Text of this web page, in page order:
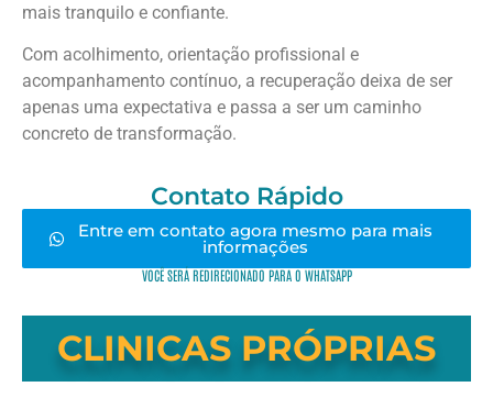
mais tranquilo e confiante.
Com acolhimento, orientação profissional e
acompanhamento contínuo, a recuperação deixa de ser
apenas uma expectativa e passa a ser um caminho
concreto de transformação.
Contato Rápido
Entre em contato agora mesmo para mais
informações
VOCÊ SERÁ REDIRECIONADO PARA O WHATSAPP
CLINICAS PRÓPRIAS